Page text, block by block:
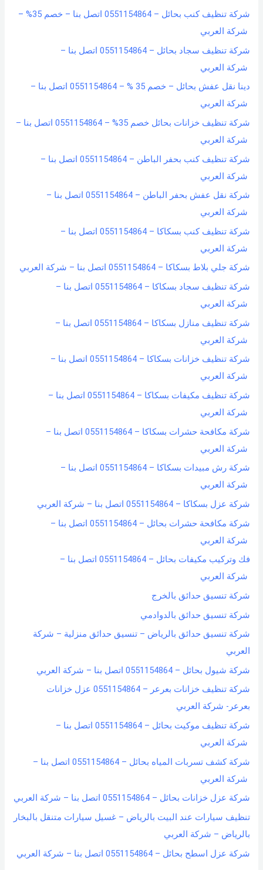
شركة تنظيف كنب بحائل – 0551154864 اتصل بنا – خصم 35% –
شركة العربي
شركة تنظيف سجاد بحائل – 0551154864 اتصل بنا –
شركة العربي
دينا نقل عفش بحائل – خصم 35 % – 0551154864 اتصل بنا –
شركة العربي
شركة تنظيف خزانات بحائل خصم 35% – 0551154864 اتصل بنا –
شركة العربي
شركة تنظيف كنب بحفر الباطن – 0551154864 اتصل بنا –
شركة العربي
شركة نقل عفش بحفر الباطن – 0551154864 اتصل بنا –
شركة العربي
شركة تنظيف كنب بسكاكا – 0551154864 اتصل بنا –
شركة العربي
شركة جلي بلاط بسكاكا – 0551154864 اتصل بنا – شركة العربي
شركة تنظيف سجاد بسكاكا – 0551154864 اتصل بنا –
شركة العربي
شركة تنظيف منازل بسكاكا – 0551154864 اتصل بنا –
شركة العربي
شركة تنظيف خزانات بسكاكا – 0551154864 اتصل بنا –
شركة العربي
شركة تنظيف مكيفات بسكاكا – 0551154864 اتصل بنا –
شركة العربي
شركة مكافحة حشرات بسكاكا – 0551154864 اتصل بنا –
شركة العربي
شركة رش مبيدات بسكاكا – 0551154864 اتصل بنا –
شركة العربي
شركة عزل بسكاكا – 0551154864 اتصل بنا – شركة العربي
شركة مكافحة حشرات بحائل – 0551154864 اتصل بنا –
شركة العربي
فك وتركيب مكيفات بحائل – 0551154864 اتصل بنا –
شركة العربي
شركة تنسيق حدائق بالخرج
شركة تنسيق حدائق بالدوادمي
شركة تنسيق حدائق بالرياض – تنسيق حدائق منزلية – شركة
العربي
شركة شيول بحائل – 0551154864 اتصل بنا – شركة العربي
شركة تنظيف خزانات بعرعر – 0551154864 عزل خزانات
بعرعر- شركة العربي
شركة تنظيف موكيت بحائل – 0551154864 اتصل بنا –
شركة العربي
شركة كشف تسربات المياه بحائل – 0551154864 اتصل بنا –
شركة العربي
شركة عزل خزانات بحائل – 0551154864 اتصل بنا – شركة العربي
تنظيف سيارات عند البيت بالرياض – غسيل سيارات متنقل بالبخار
بالرياض – شركة العربي
شركة عزل اسطح بحائل – 0551154864 اتصل بنا – شركة العربي